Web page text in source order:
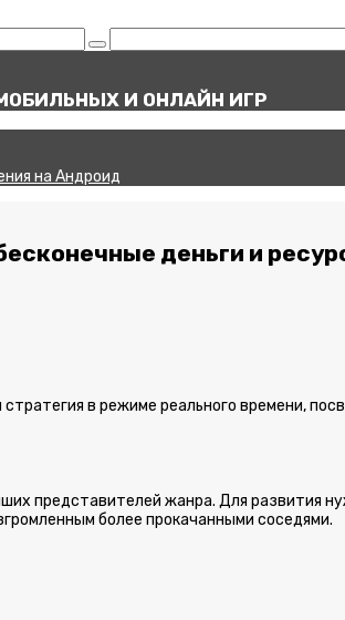
И ОНЛАЙН ИГР
на Андроид
деньги и
в режиме реального времени,
представителей жанра. Для развития
более прокачанными соседями.